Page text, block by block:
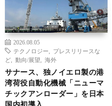
2026.08.05
テクノロジー
プレスリリースな
ど
動向/展望 海外
サナース、独ノイエロ製の港
湾荷役自動化機械「ニューマ
チックアンローダー」を日本
国内初導入